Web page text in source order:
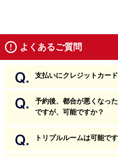
よくあるご質問
支払いにクレジットカー
予約後、都合が悪くなっ
ですが、可能ですか？
トリプルルームは可能で